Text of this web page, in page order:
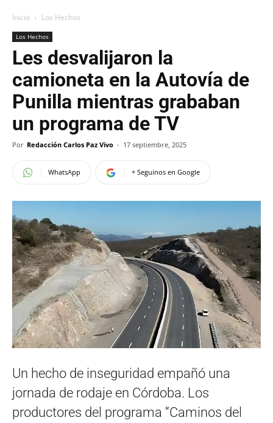
Inicio Los Hechos
Los Hechos
Les desvalijaron la
camioneta en la Autovía de
Punilla mientras grababan
un programa de TV
Por Redacción Carlos Paz Vivo - 17 septiembre, 2025
WhatsApp + Seguinos en Google
Un hecho de inseguridad empañó una
jornada de rodaje en Córdoba. Los
productores del programa “Caminos del